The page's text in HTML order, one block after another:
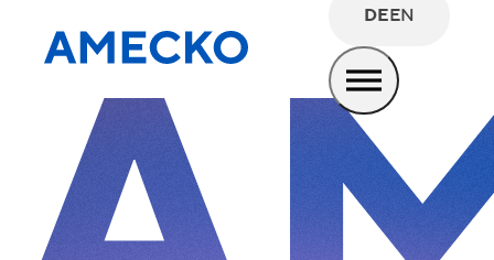
DEEN